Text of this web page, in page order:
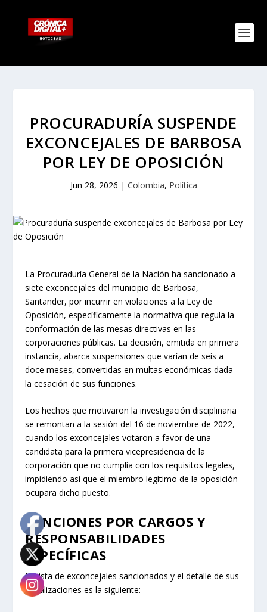
PROCURADURÍA SUSPENDE
EXCONCEJALES DE BARBOSA
POR LEY DE OPOSICIÓN
Jun 28, 2026 | Colombia, Política
La Procuraduría General de la Nación ha sancionado a
siete exconcejales del municipio de Barbosa,
Santander, por incurrir en violaciones a la Ley de
Oposición, específicamente la normativa que regula la
conformación de las mesas directivas en las
corporaciones públicas. La decisión, emitida en primera
instancia, abarca suspensiones que varían de seis a
doce meses, convertidas en multas económicas dada
la cesación de sus funciones.
Los hechos que motivaron la investigación disciplinaria
se remontan a la sesión del 16 de noviembre de 2022,
cuando los exconcejales votaron a favor de una
candidata para la primera vicepresidencia de la
corporación que no cumplía con los requisitos legales,
impidiendo así que el miembro legítimo de la oposición
ocupara dicho puesto.
SANCIONES POR CARGOS Y
RESPONSABILIDADES
ESPECÍFICAS
La lista de exconcejales sancionados y el detalle de sus
penalizaciones es la siguiente: